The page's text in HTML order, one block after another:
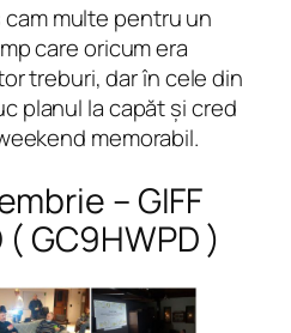
multe pentru un
care oricum era
treburi, dar în cele din
planul la capăt și cred
memorabil.
– GIFF
( GC9HWPD )